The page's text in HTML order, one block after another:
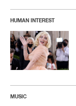
HUMAN INTEREST
MUSIC